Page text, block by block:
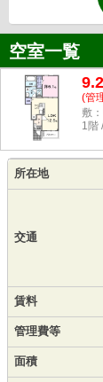
空室一覧
(管
敷
1階
所在地
交通
賃料
管理費等
面積